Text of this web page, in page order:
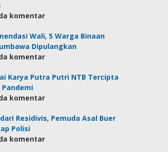
komentar
Wali, 5 Warga Binaan
Dipulangkan
komentar
Karya Putra Putri NTB Tercipta
Pandemi
komentar
Residivis, Pemuda Asal Buer
Polisi
komentar